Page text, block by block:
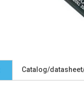
Catalog/